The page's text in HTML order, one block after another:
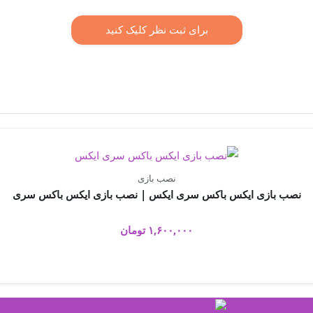
برای ثبت نظر کلیک کنید
نصب بازی
نصب بازی ایکس باکس سری ایکس | نصب بازی ایکس باکس سری
۱,۶۰۰,۰۰۰ تومان